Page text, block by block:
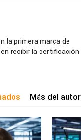
la primera marca de
recibir la certificación
Más del autor